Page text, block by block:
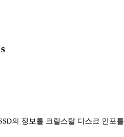
의 정보를 크릴스탈 디스크 인포